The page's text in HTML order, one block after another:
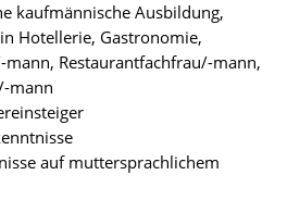
kaufmännische Ausbildung,
Hotellerie, Gastronomie,
Restaurantfachfrau/-mann,
mann
auf muttersprachlichem